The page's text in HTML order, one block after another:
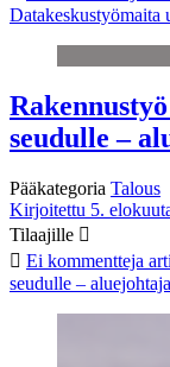
Datakeskustyömaita
seudulle –
Pääkategoria Talous
Kirjoitettu 5.
Tilaajille
Ei kommentteja
seudulle –